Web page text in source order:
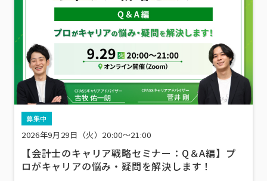
募集中
2026年9月29日（火）20:00～21:00
【会計士のキャリア戦略セミナー：Q＆A編】プ
ロがキャリアの悩み・疑問を解決します！